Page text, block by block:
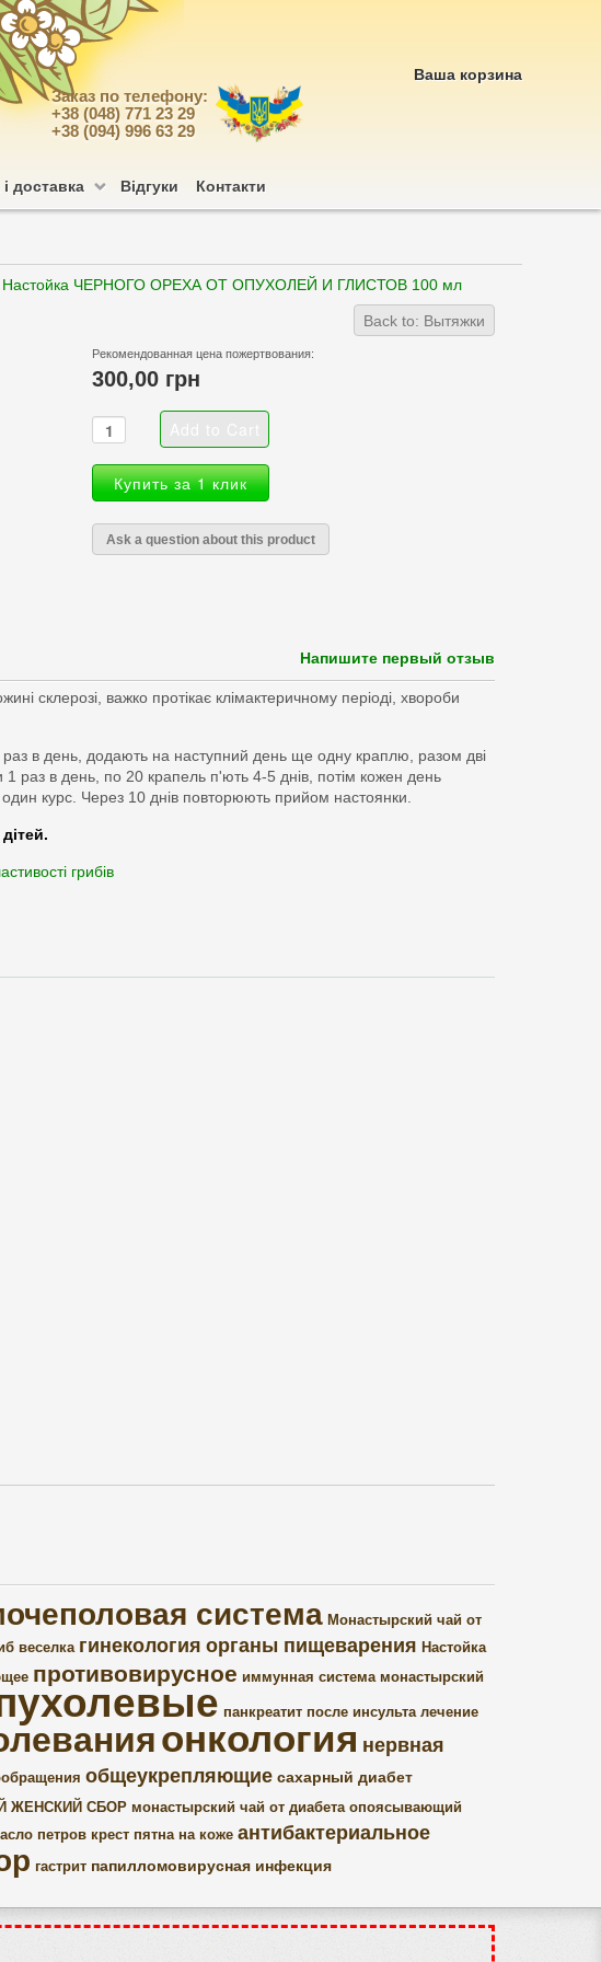
Заказ по телефону:
+38 (048) 771 23 29
+38 (094) 996 63 29
Ваша корзина
доставка Відгуки Контакти
Настойка ЧЕРНОГО ОРЕХА ОТ ОПУХОЛЕЙ И ГЛИСТОВ 100 мл
Back to: Вытяжки
Рекомендованная цена пожертвования:
300,00 грн
Купить за 1 клик
Ask a question about this product
Напишите первый отзыв
склерозі, важко протікає клімактеричному періоді, хвороби
в день, додають на наступний день ще одну краплю, разом дві
раз в день, по 20 крапель п'ють 4-5 днів, потім кожен день
курс. Через 10 днів повторюють прийом настоянки.
грибів
система Монастырский чай от
веселка гинекология органы пищеварения Настойка
противовирусное иммунная система монастырский
панкреатит после инсульта лечение
онкология нервная
общеукрепляющие сахарный диабет
ЖЕНСКИЙ СБОР монастырский чай от диабета опоясывающий
петров крест пятна на коже антибактериальное
гастрит папилломовирусная инфекция